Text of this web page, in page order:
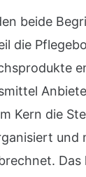
beide
die
Kern die
und